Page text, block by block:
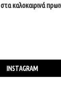
στα καλοκαιρινά
INSTAGRAM